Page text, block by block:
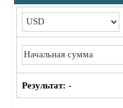
Результат: -